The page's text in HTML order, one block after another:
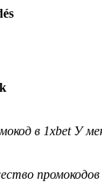
в 1xbet У
промокодов